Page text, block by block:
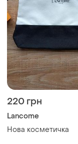
220 грн
Lancome
Нова косметичка